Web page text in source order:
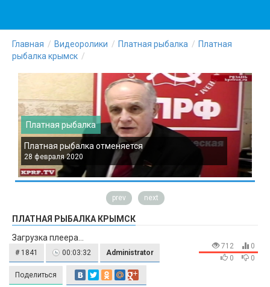
Главная Видеоролики Платная рыбалка
Платная
рыбалка крымск
Платная рыбалка
Платная рыбалка отменяется
28 февраля 2020
prev next
ПЛАТНАЯ РЫБАЛКА КРЫМСК
Загрузка плеера...
# 1841 00:03:32 Administrator
Поделиться
712
0
0
0